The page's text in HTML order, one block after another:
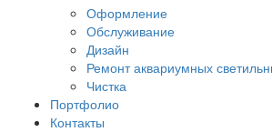
Оформление
Обслуживание
Дизайн
Ремонт аквариумных
Чистка
Портфолио
Контакты